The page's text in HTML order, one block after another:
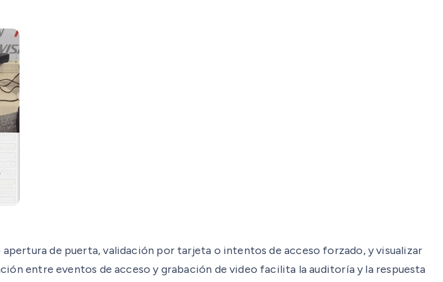
de puerta, validación por tarjeta o intentos de acceso forzado, y visualizar
entre eventos de acceso y grabación de video facilita la auditoría y la respuesta